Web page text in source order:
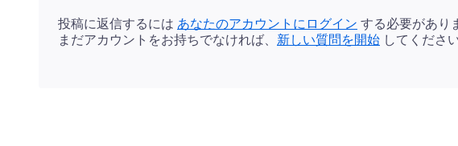
投稿に返信するには あなたのアカウントにログイン する必要があり
まだアカウントをお持ちでなければ、 新しい質問を開始 してください